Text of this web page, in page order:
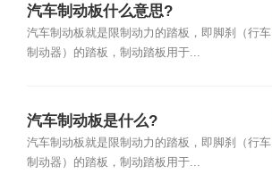
汽车制动板什么意思?
汽车制动板就是限制动力的踏板，即脚刹（行车
制动器）的踏板，制动踏板用于...
汽车制动板是什么?
汽车制动板就是限制动力的踏板，即脚刹（行车
制动器）的踏板，制动踏板用于...